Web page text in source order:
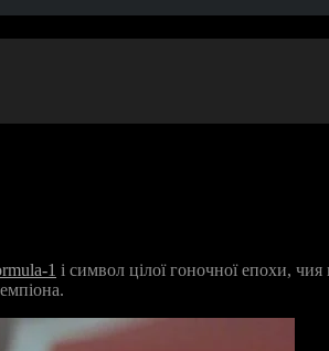
1 і символ цілої гоночної епохи,